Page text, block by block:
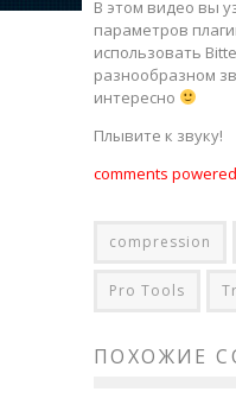
В этом видео вы
параметров
использовать
разнообразном
интересно
Плывите к звуку!
comments
compression
Pro Tools
ПОХОЖИЕ